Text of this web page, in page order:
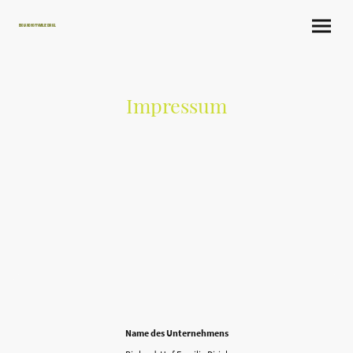
Bioland Hof Familie Dirigl
Impressum
Name des Unternehmens